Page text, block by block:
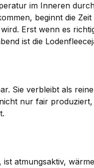
im Inneren
beginnt die
Erst wenn es
ist die
Sie verbleibt als
nur fair
atmungsaktiv,